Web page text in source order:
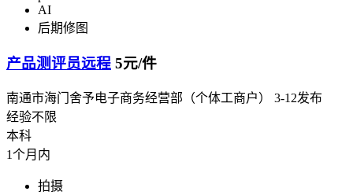
AI
后期修图
产品测评员远程 5元/件
南通市海门舍予电子商务经营部（个体工商户）
3-12发布
经验不限
本科
1个月内
拍摄